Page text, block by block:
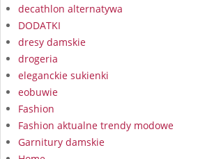
decathlon alternatywa
DODATKI
dresy damskie
drogeria
eleganckie sukienki
eobuwie
Fashion
Fashion aktualne trendy modowe
Garnitury damskie